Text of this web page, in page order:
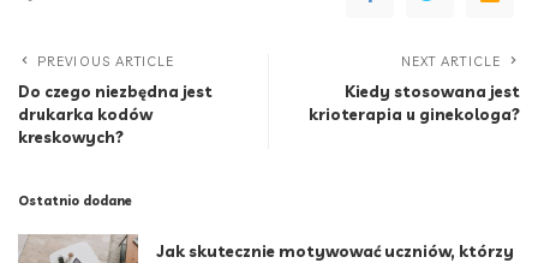
PREVIOUS ARTICLE
Do czego niezbędna jest
drukarka kodów
kreskowych?
NEXT ARTICLE
Kiedy stosowana jest
krioterapia u ginekologa?
Ostatnio dodane
Jak skutecznie motywować uczniów, którzy